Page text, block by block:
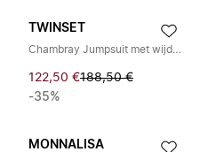
TWINSET
Chambray Jumpsuit met wijde pijpen
122,50 €188,50 €
-35%
MONNALISA